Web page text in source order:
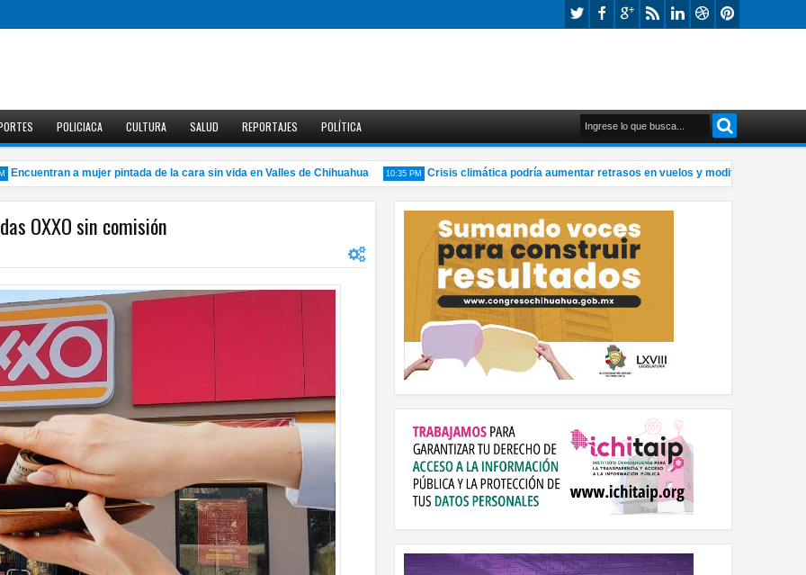
POLICIACA CULTURA SALUD REPORTAJES POLÍTICA
a mujer pintada de la cara sin vida en Valles de Chihuahua 10:35 PM Crisis climática podría aumentar retrasos en vuelos y modificar forma de
OXXO sin comisión